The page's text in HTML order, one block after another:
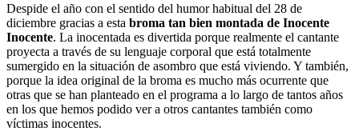
Despide el año con el sentido del humor habitual del 28 de
diciembre gracias a esta broma tan bien montada de Inocente
Inocente. La inocentada es divertida porque realmente el cantante
proyecta a través de su lenguaje corporal que está totalmente
sumergido en la situación de asombro que está viviendo. Y también,
porque la idea original de la broma es mucho más ocurrente que
otras que se han planteado en el programa a lo largo de tantos años
en los que hemos podido ver a otros cantantes también como
víctimas inocentes.